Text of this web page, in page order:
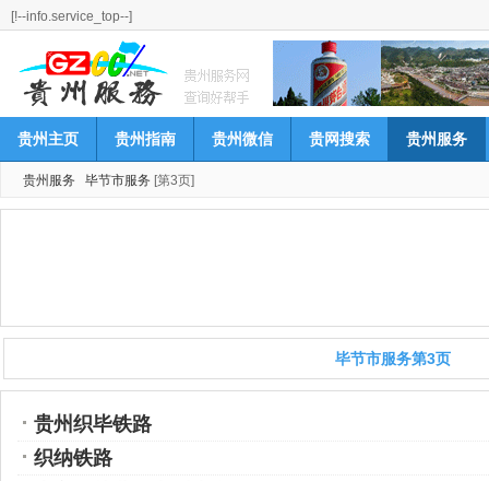
[!--info.service_top--]
贵州主页 贵州指南 贵州微信 贵网搜索 贵州服务
贵州服务 毕节市服务 [第3页]
毕节市服务第3页
贵州织毕铁路
织纳铁路